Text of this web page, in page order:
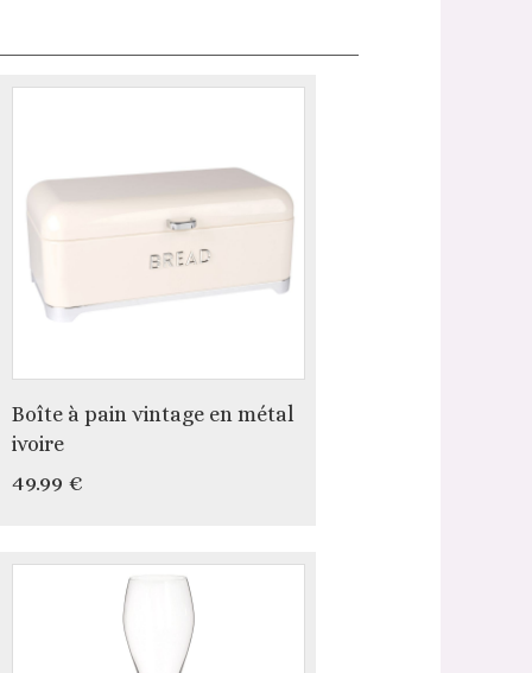
Boîte à pain vintage en métal
ivoire
49.99 €